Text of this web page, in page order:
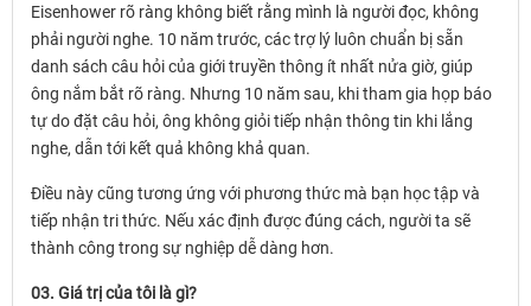
Eisenhower rõ ràng không biết rằng mình là người đọc, không
phải người nghe. 10 năm trước, các trợ lý luôn chuẩn bị sẵn
danh sách câu hỏi của giới truyền thông ít nhất nửa giờ, giúp
ông nắm bắt rõ ràng. Nhưng 10 năm sau, khi tham gia họp báo
tự do đặt câu hỏi, ông không giỏi tiếp nhận thông tin khi lắng
nghe, dẫn tới kết quả không khả quan.
Điều này cũng tương ứng với phương thức mà bạn học tập và
tiếp nhận tri thức. Nếu xác định được đúng cách, người ta sẽ
thành công trong sự nghiệp dễ dàng hơn.
03. Giá trị của tôi là gì?